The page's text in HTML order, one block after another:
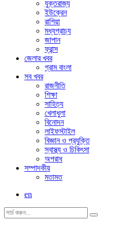
যুক্তরাজ্য
ইউক্রেন
রাশিয়া
মধ্যপ্রাচ্য
জাপান
ফ্রান্স
জেলার খবর
গ্রাম বাংলা
সব খবর
রাজনীতি
শিক্ষা
সাহিত্য
খেলাধুলা
বিনোদন
লাইফস্টাইল
বিজ্ঞান ও প্রযুক্তি
স্বাস্থ্য ও চিকিৎসা
অপরাধ
সম্পাদকীয়
মতামত
en